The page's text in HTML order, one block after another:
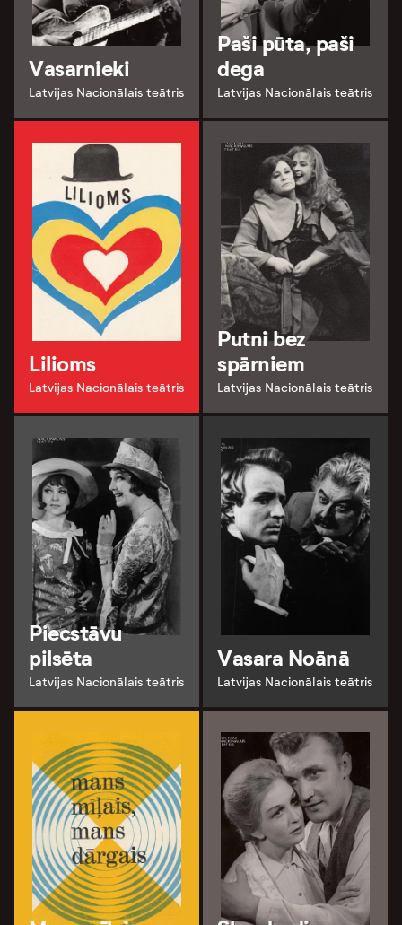
Vasarnieki
Latvijas Nacionālais teātris
Paši pūta, paši
dega
Latvijas Nacionālais teātris
Lilioms
Latvijas Nacionālais teātris
Putni bez
spārniem
Latvijas Nacionālais teātris
Piecstāvu
pilsēta
Latvijas Nacionālais teātris
Vasara Noānā
Latvijas Nacionālais teātris